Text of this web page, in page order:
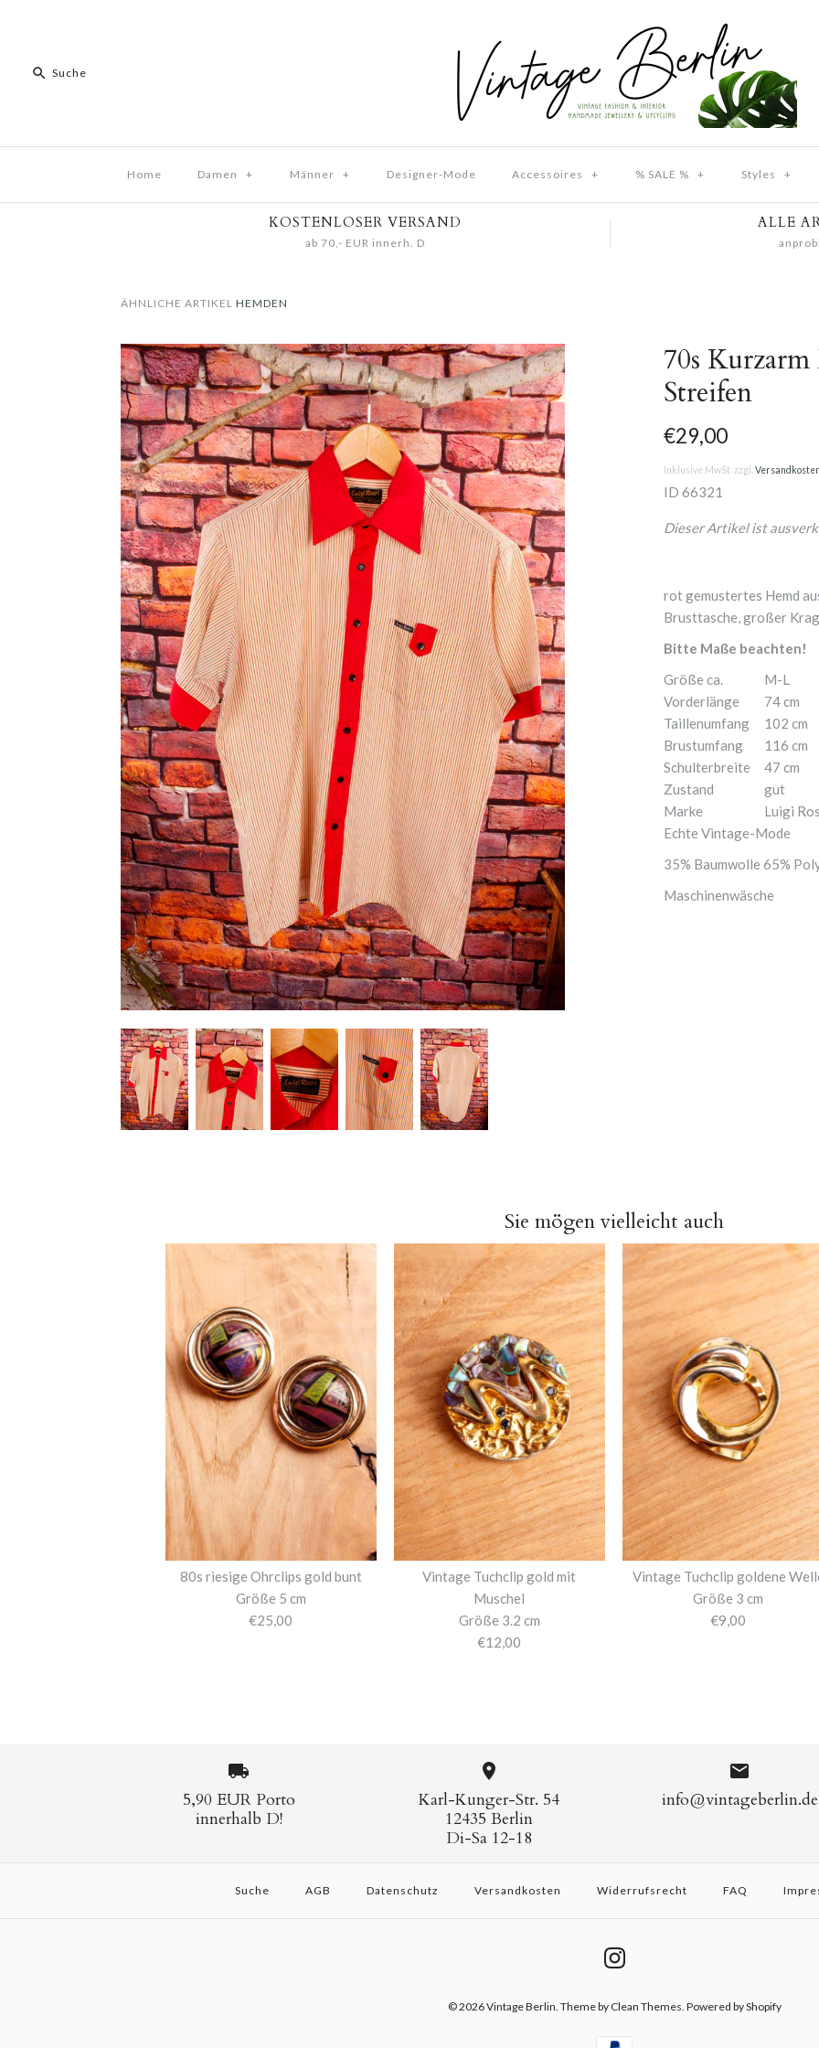
Home Damen + Männer + Designer-Mode Accessoires + % SALE % + Styles +
KOSTENLOSER VERSAND
ab 70,- EUR innerh. D
ALLE
ÄHNLICHE ARTIKEL HEMDEN
70s
Streifen
€29,00
Inklusive MwSt. zzgl. Versandkosten
ID 66321
Dieser Artikel ist
rot gemustertes Hemd
Brusttasche, großer
Bitte Maße beachten!
Größe ca.
Vorderlänge
Taillenumfang
Brustumfang
Schulterbreite
Zustand
Marke
M-L
74 cm
102 cm
116 cm
47 cm
gut
Luigi
Echte Vintage-Mode
35% Baumwolle 65%
Maschinenwäsche
Sie mögen vielleicht auch
80s riesige Ohrclips gold bunt
Größe 5 cm
€25,00
Vintage Tuchclip gold mit
Muschel
Größe 3.2 cm
€12,00
Vintage Tuchclip goldene
Größe 3 cm
€9,00
5,90 EUR Porto
innerhalb D!
Karl-Kunger-Str. 54
12435 Berlin
Di-Sa 12-18
info@vintageberlin.de
Suche AGB Datenschutz Versandkosten Widerrufsrecht FAQ
© 2026Vintage Berlin. Theme by Clean Themes. Powered by Shopify